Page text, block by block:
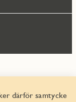
därför samtycke